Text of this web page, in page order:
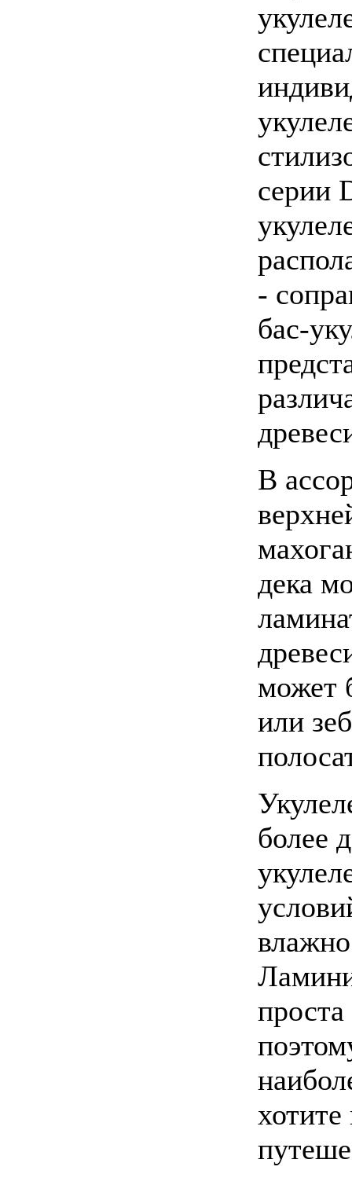
серии
-
бас-
В
дека
может
или
более